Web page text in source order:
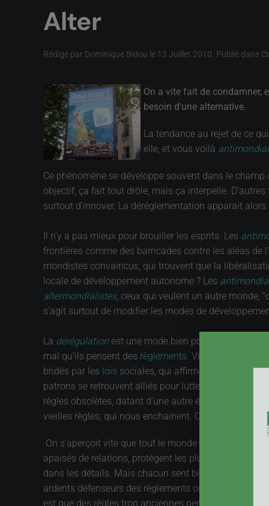
Alter
Rédigé par Dominique Bidou le 13 Juillet 2010 . Publié dans
On a vite fait de condamner,
besoin d'une alternative.
La tendance au rejet de ce
elle, et vous voilà
Ce phénomène se développe souvent dans le
objectif, ça fait tout drôle, mais ça interpelle.
surtout d’innover. La déréglementation apparait
Il n’y a pas mieux pour brouiller les esprits. Les
frontières comme des barricades contre les aléas de
mondistes convaincus, qui trouvent que la
locale de développement autonome ? Les
altermondialistes, ceux qui veulent un autre monde,
s’agit surtout de modifier les modes de
La dérégulation est une mode bien portée en
mal qu’ils pensent des règlements . Vive la liberté !
bridés par les lois sociales, qui affirment qu’ils
patrons se retrouvent alliés pour lutter contre toutes
règles obsolètes, datant d’une autre époque ! Sans
vieilles règles, qui nous enchainent. C’est la
On s’aperçoit vite que tout le monde n’est pas
apaisés de relations, protègent les plus faibles. Il est
dans les détails. Mais chacun sent bien l’intérêt de
ardents défenseurs des règlements ont trop peur
est que des règles trop anciennes perdent toute